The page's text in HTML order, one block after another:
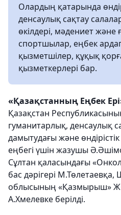
Олардың қатарында
денсаулық сақтау
өкілдері, мәдениет
спортшылар, еңбек
қызметшілер, құқық
қызметкерлері бар.
«Қазақстанның Еңбек
Қазақстан
гуманитарлық, денсаулық
дамытудағы және
еңбегі үшін жазушы
Сұлтан қаласындағы
бас дәрігері
облысының «Қазмырыш»
А.Хмелевке берілді.